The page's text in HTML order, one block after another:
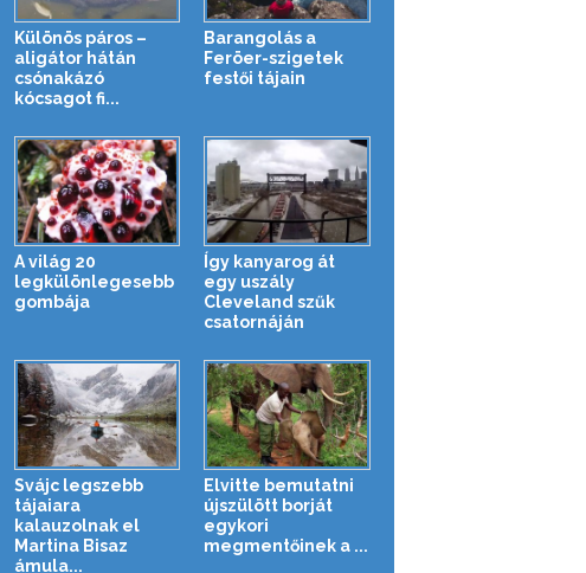
Különös páros –
aligátor hátán
csónakázó
kócsagot fi...
Barangolás a
Feröer-szigetek
festői tájain
A világ 20
legkülönlegesebb
gombája
Így kanyarog át
egy uszály
Cleveland szűk
csatornáján
Svájc legszebb
tájaiara
kalauzolnak el
Martina Bisaz
ámula...
Elvitte bemutatni
újszülött borját
egykori
megmentőinek a ...